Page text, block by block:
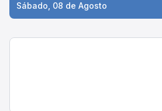
Sábado, 08 de Agosto